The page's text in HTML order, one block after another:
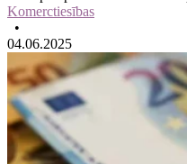
Komerctiesības
•
04.06.2025